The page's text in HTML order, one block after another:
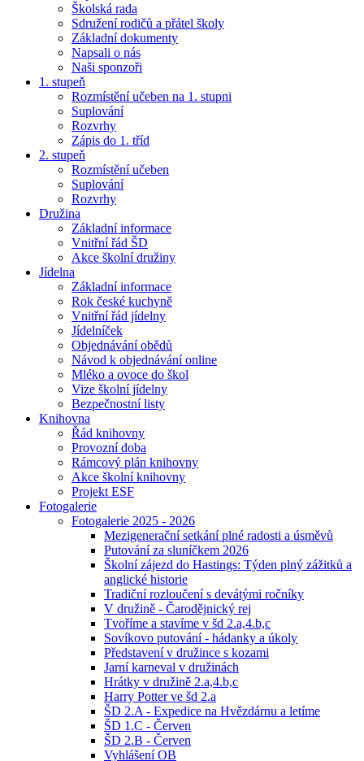
Školská rada
Sdružení rodičů a přátel školy
Základní dokumenty
Napsali o nás
Naši sponzoři
1. stupeň
Rozmístění učeben na 1. stupni
Suplování
Rozvrhy
Zápis do 1. tříd
2. stupeň
Rozmístění učeben
Suplování
Rozvrhy
Družina
Základní informace
Vnitřní řád ŠD
Akce školní družiny
Jídelna
Základní informace
Rok české kuchyně
Vnitřní řád jídelny
Jídelníček
Objednávání obědů
Návod k objednávání online
Mléko a ovoce do škol
Vize školní jídelny
Bezpečnostní listy
Knihovna
Řád knihovny
Provozní doba
Rámcový plán knihovny
Akce školní knihovny
Projekt ESF
Fotogalerie
Fotogalerie 2025 - 2026
Mezigenerační setkání plné radosti a úsměvů
Putování za sluníčkem 2026
Školní zájezd do Hastings: Týden plný zážitků a
anglické historie
Tradiční rozloučení s devátými ročníky
V družině - Čarodějnický rej
Tvoříme a stavíme v šd 2.a,4.b,c
Sovíkovo putování - hádanky a úkoly
Představení v družince s kozami
Jarní karneval v družinách
Hrátky v družině 2.a,4.b,c
Harry Potter ve šd 2.a
ŠD 2.A - Expedice na Hvězdárnu a letíme
ŠD 1.C - Červen
ŠD 2.B - Červen
Vyhlášení OB